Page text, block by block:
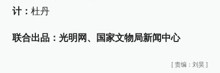
计： 杜丹
联合出品：光明网、国家文物局新闻中心
[ 责编：刘昊 ]